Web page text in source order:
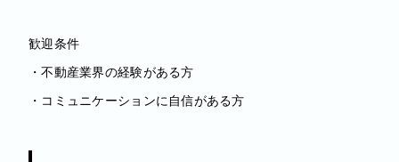
歓迎条件
・不動産業界の経験がある方
・コミュニケーションに自信がある方